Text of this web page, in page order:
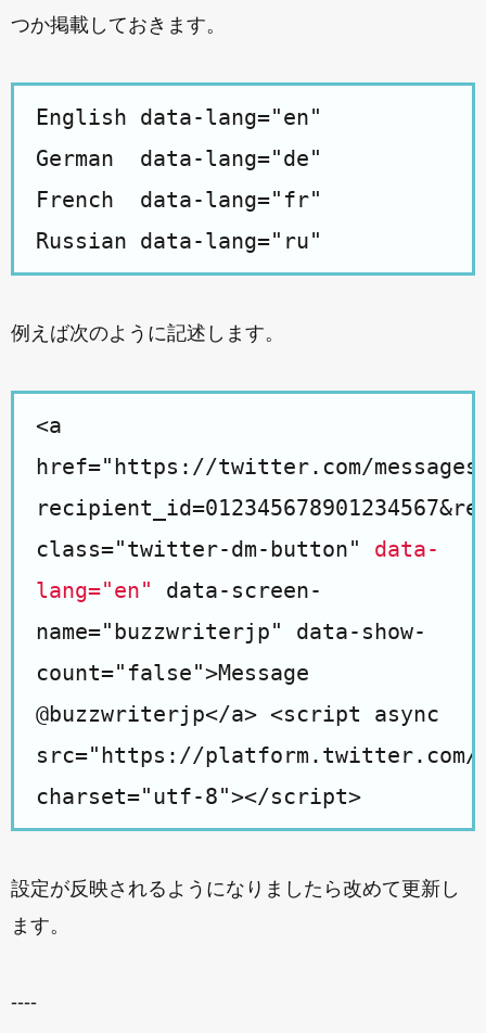
つか掲載しておきます。
English data-lang="en"
German  data-lang="de"
French  data-lang="fr"
例えば次のように記述します。
<a
href="https://twitter.com/messages/
class="twitter-dm-button" data-
lang="en"
data-screen-
name="buzzwriterjp" data-show-
count="false">Message
@buzzwriterjp</a> <script async
src="https://platform.twitter.com/
charset="utf-8"></script>
設定が反映されるようになりましたら改めて更新し
ます。
----